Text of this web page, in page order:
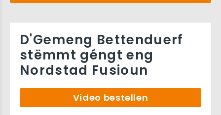
D'Gemeng Bettenduerf
stëmmt géngt eng
Nordstad Fusioun
Video bestellen